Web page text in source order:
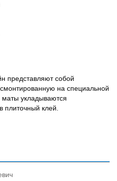
представляют собой
на специальной
маты укладываются
плиточный клей.